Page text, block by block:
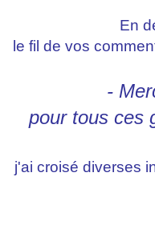
En
le fil de vos
-
pour tous ces
j'ai croisé diverses